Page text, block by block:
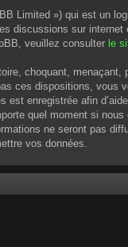
Limited ») qui est un
discussions sur
veuillez consulter le
choquant,
ces dispositions,
enregistrée afin
quel moment si
ne seront pas
vos données.